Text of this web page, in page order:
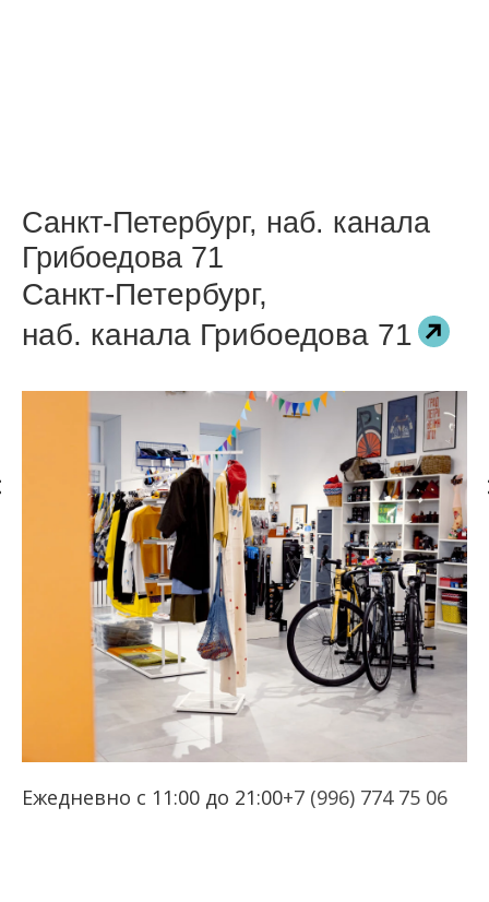
Санкт-Петербург, наб. канала
Грибоедова 71
Санкт-Петербург,
наб. канала Грибоедова 71
Ежедневно с 11:00 до 21:00+7 (996) 774 75 06